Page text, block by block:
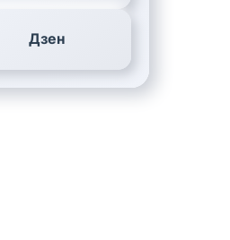
Дзен